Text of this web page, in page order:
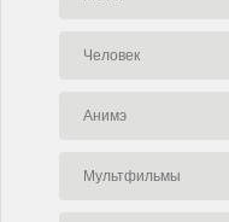
Человек
Анимэ
Мультфильмы